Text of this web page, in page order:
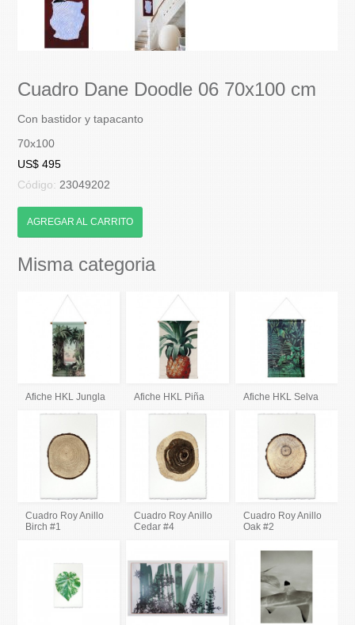
Cuadro Dane Doodle 06 70x100 cm
Con bastidor y tapacanto
70x100
US$ 495
Código: 23049202
AGREGAR AL CARRITO
Misma categoria
Afiche HKL Jungla Afiche HKL Piña Afiche HKL Selva
Cuadro Roy Anillo
Birch #1
Cuadro Roy Anillo
Cedar #4
Cuadro Roy Anillo
Oak #2